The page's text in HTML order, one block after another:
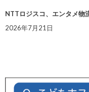
NTTロジスコ、エンタメ物
2026年7月21日